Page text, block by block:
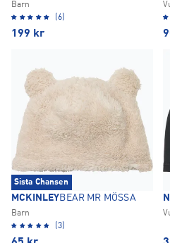
Barn
(6)
199 kr
Sista Chansen
MCKINLEYBEAR MR MÖSSA
Barn
(3)